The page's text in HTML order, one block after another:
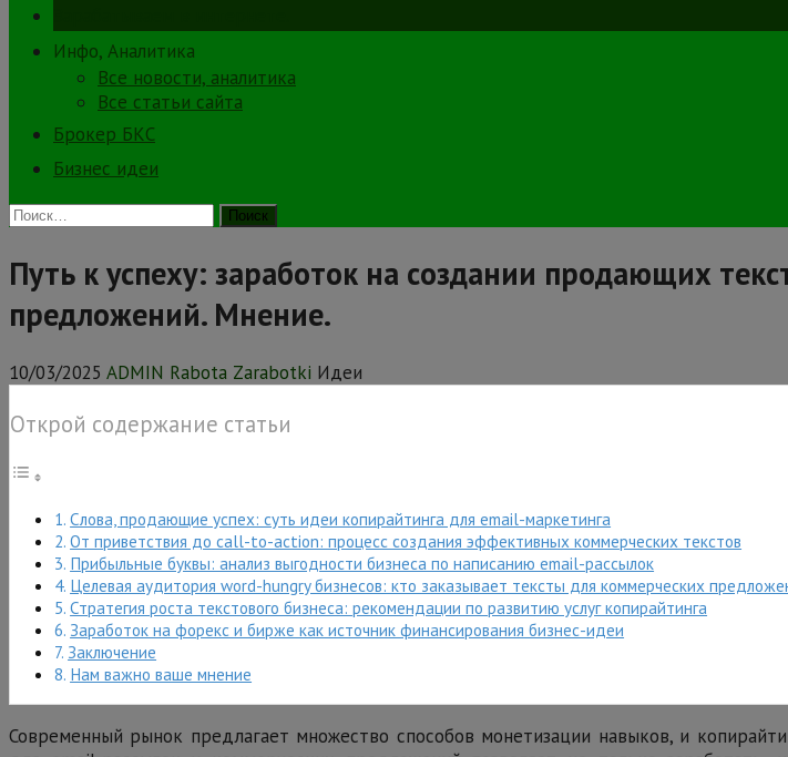
Инфо, Аналитика
Все новости, аналитика
Все статьи сайта
Брокер БКС
Бизнес идеи
Найти:
Путь к успеху: заработок на создании продающих
предложений. Мнение.
10/03/2025 ADMIN Rabota Zarabotki Идеи
Открой содержание статьи
Слова, продающие успех: суть идеи копирайтинга для email-маркетинга
От приветствия до call-to-action: процесс создания эффективных коммерческих текстов
Прибыльные буквы: анализ выгодности бизнеса по написанию email-рассылок
Целевая аудитория word-hungry бизнесов: кто заказывает тексты для коммерческих
Стратегия роста текстового бизнеса: рекомендации по развитию услуг копирайтинга
Заработок на форекс и бирже как источник финансирования бизнес-идеи
Заключение
Нам важно ваше мнение
Современный рынок предлагает множество способов монетизации навыков, и